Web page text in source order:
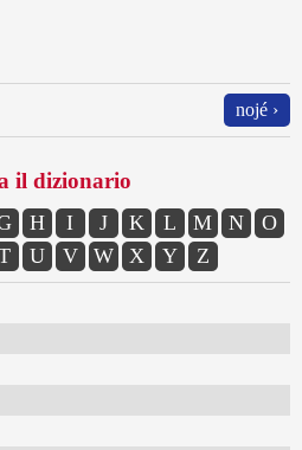
nojé ›
il dizionario
H I J K L M N
O
U V W X Y Z